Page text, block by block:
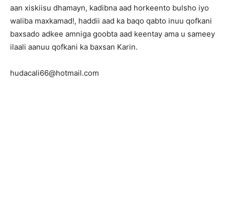
aan xiskiisu dhamayn, kadibna aad horkeento bulsho iyo
waliba maxkamad!, haddii aad ka baqo qabto inuu qofkani
baxsado adkee amniga goobta aad keentay ama u sameey
ilaali aanuu qofkani ka baxsan Karin.
hudacali66@hotmail.com